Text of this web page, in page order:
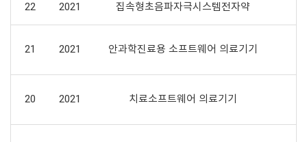
22 2021 집속형초음파자극시스템전자약
21 2021 안과학진료용 소프트웨어 의료기기
20 2021 치료소프트웨어 의료기기